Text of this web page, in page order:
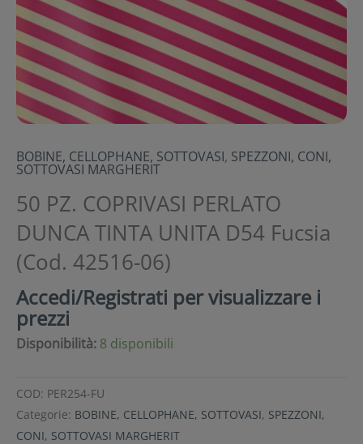
BOBINE, CELLOPHANE, SOTTOVASI, SPEZZONI, CONI,
SOTTOVASI MARGHERIT
50 PZ. COPRIVASI PERLATO
DUNCA TINTA UNITA D54 Fucsia
(Cod. 42516-06)
Accedi/Registrati per visualizzare i
prezzi
Disponibilità: 8 disponibili
COD: PER254-FU
Categorie: BOBINE, CELLOPHANE, SOTTOVASI, SPEZZONI,
CONI, SOTTOVASI MARGHERIT